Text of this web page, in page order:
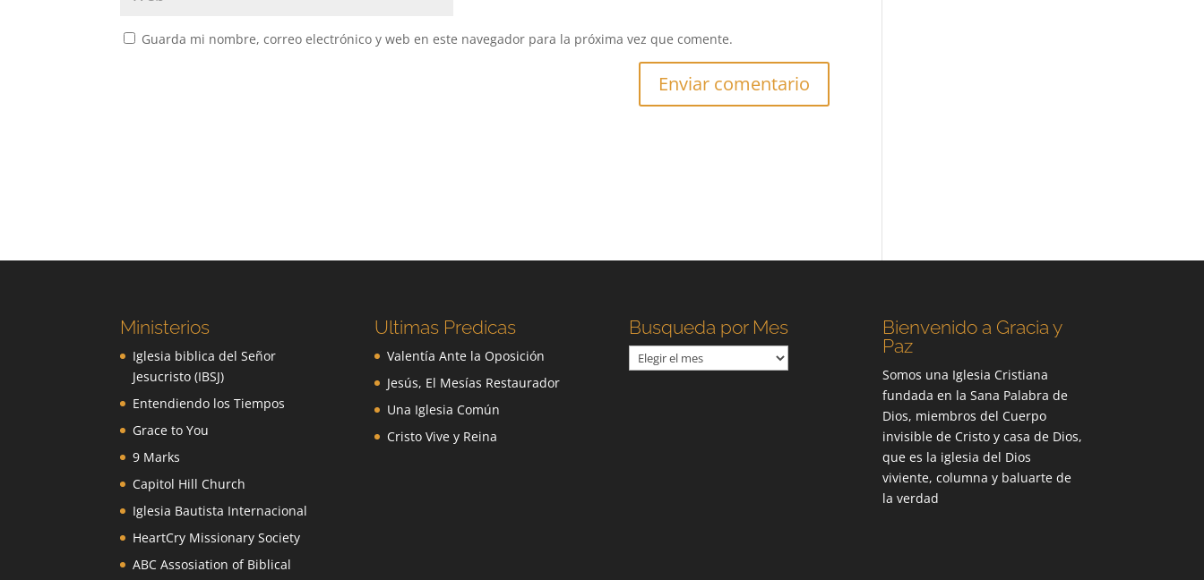
Guarda mi nombre, correo electrónico y web en este navegador para la próxima vez que comente.
Ministerios
Iglesia biblica del Señor
Jesucristo (IBSJ)
Entendiendo los Tiempos
Grace to You
9 Marks
Capitol Hill Church
Iglesia Bautista Internacional
HeartCry Missionary Society
ABC Assosiation of Biblical
Ultimas Predicas
Valentía Ante la Oposición
Jesús, El Mesías Restaurador
Una Iglesia Común
Cristo Vive y Reina
Busqueda por Mes
Busqueda
por
Bienvenido a Gracia y
Paz
Somos una Iglesia Cristiana
fundada en la Sana Palabra de
Dios, miembros del Cuerpo
invisible de Cristo y casa de Dios,
que es la iglesia del Dios
viviente, columna y baluarte de
la verdad